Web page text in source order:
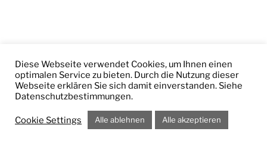
Diese Webseite verwendet Cookies, um Ihnen einen
optimalen Service zu bieten. Durch die Nutzung dieser
Webseite erklären Sie sich damit einverstanden. Siehe
Datenschutzbestimmungen.
Cookie Settings Alle ablehnen Alle akzeptieren